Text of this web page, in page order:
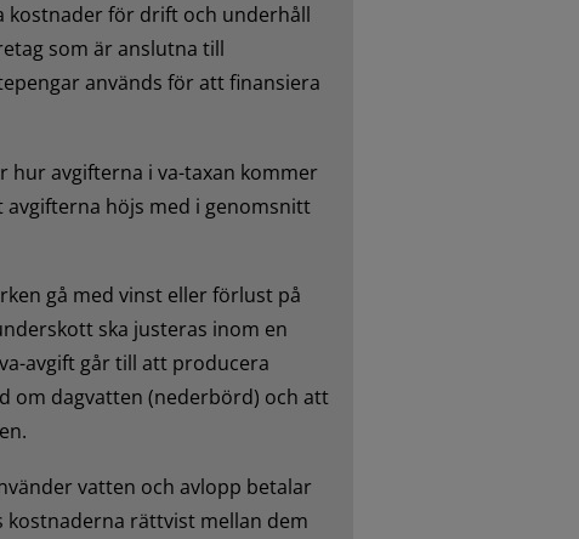
kostnader för drift och underhåll
som är anslutna till
används för att finansiera
hur avgifterna i va-taxan kommer
avgifterna höjs med i genomsnitt
gå med vinst eller förlust på
ska justeras inom en
avgift går till att producera
om dagvatten (nederbörd) och att
vatten och avlopp betalar
kostnaderna rättvist mellan dem